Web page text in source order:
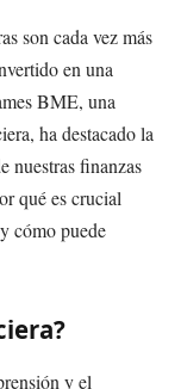
son cada vez más
en una
BME, una
ha destacado la
nuestras finanzas
qué es crucial
cómo puede
y el